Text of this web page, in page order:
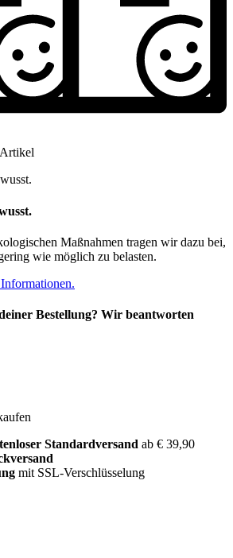
Maßnahmen tragen wir dazu bei,
wie möglich zu belasten.
Bestellung? Wir beantworten
Standardversand ab € 39,90
mit SSL-Verschlüsselung